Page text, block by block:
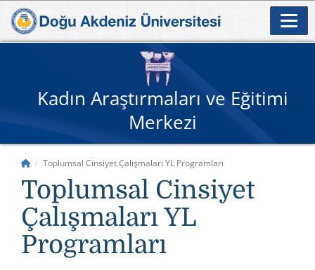
Kadın Araştırmaları ve Eğitimi
Merkezi
Toplumsal Cinsiyet Çalışmaları YL Programları
Toplumsal Cinsiyet
Çalışmaları YL
Programları